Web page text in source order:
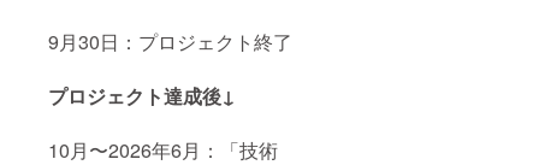
9月30日：プロジェクト終了
プロジェクト達成後↓
10月〜2026年6月：「技術